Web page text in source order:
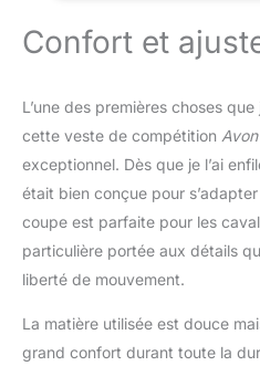
les
Confort et
L’une des premières choses
cette veste de compétition
exceptionnel. Dès que je l’ai
était bien conçue pour
coupe est parfaite pour les
particulière portée aux détails
liberté de mouvement.
La matière utilisée est douce
grand confort durant toute la